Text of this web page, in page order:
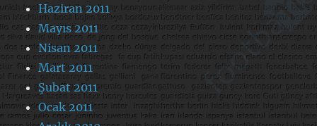
Haziran 2011
Mayıs 2011
Nisan 2011
Mart 2011
Şubat 2011
Ocak 2011